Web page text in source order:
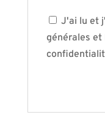
J'ai lu et
générales